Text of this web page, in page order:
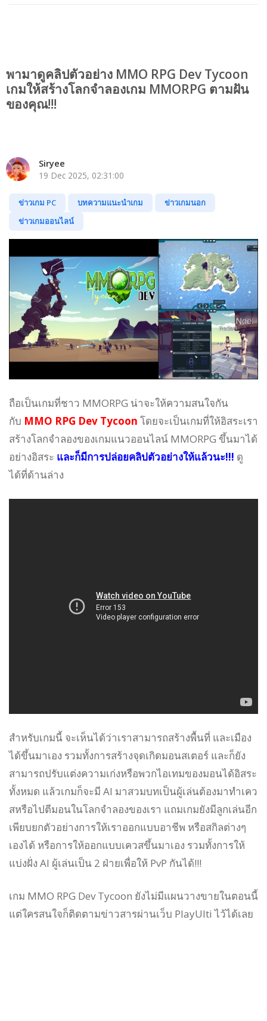
พามาดูคลิปตัวอย่าง MMO RPG Dev Tycoon
เกมให้สร้างโลกจำลองเกม MMORPG ตามฝัน
ของคุณ!!!
Siryee
19 Dec 2025, 02:31:00
ข่าวเกม PC บทความแนะนำเกม
ข่าวเกมนอก
ข่าวเกมออนไลน์
ถือเป็นเกมที่ชาว MMORPG น่าจะให้ความสนใจกัน
กับ MMO RPG Dev Tycoon โดยจะเป็นเกมที่ให้อิสระเรา
สร้างโลกจำลองของเกมแนวออนไลน์ MMORPG ขึ้นมาได้
อย่างอิสระ และก็มีการปล่อยคลิปตัวอย่างให้แล้วนะ!!! ดู
ได้ที่ด้านล่าง
สำหรับเกมนี้ จะเห็นได้ว่าเราสามารถสร้างพื้นที่ และเมือง
ได้ขึ้นมาเอง รวมทั้งการสร้างจุดเกิดมอนสเตอร์ และก็ยัง
สามารถปรับแต่งความเก่งหรือพวกไอเทมของมอนได้อิสระ
ทั้งหมด แล้วเกมก็จะมี AI มาสวมบทเป็นผู้เล่นต้องมาทำเคว
สหรือไปตีมอนในโลกจำลองของเรา แถมเกมยังมีลูกเล่นอีก
เพียบยกตัวอย่างการให้เราออกแบบอาชีพ หรือสกิลต่างๆ
เองได้ หรือการให้ออกแบบเควสขึ้นมาเอง รวมทั้งการให้
แบ่งฝั่ง AI ผู้เล่นเป็น 2 ฝ่ายเพื่อให้ PvP กันได้!!!
เกม MMO RPG Dev Tycoon ยังไม่มีแผนวางขายในตอนนี้
แต่ใครสนใจก็ติดตามข่าวสารผ่านเว็บ PlayUlti ไว้ได้เลย